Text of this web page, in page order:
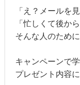
「え？メールを
「忙しくて後か
そんな人のために
キャンペーンで
プレゼント内容